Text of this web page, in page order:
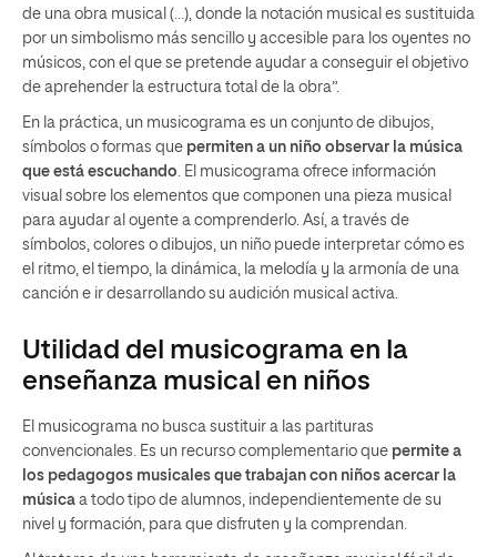
de una obra musical (…), donde la notación musical es sustituida
por un simbolismo más sencillo y accesible para los oyentes no
músicos, con el que se pretende ayudar a conseguir el objetivo
de aprehender la estructura total de la obra”.
En la práctica, un musicograma es un conjunto de dibujos,
símbolos o formas que permiten a un niño observar la música
que está escuchando . El musicograma ofrece información
visual sobre los elementos que componen una pieza musical
para ayudar al oyente a comprenderlo. Así, a través de
símbolos, colores o dibujos, un niño puede interpretar cómo es
el ritmo, el tiempo, la dinámica, la melodía y la armonía de una
canción e ir desarrollando su audición musical activa.
Utilidad del musicograma en la
enseñanza musical en niños
El musicograma no busca sustituir a las partituras
convencionales. Es un recurso complementario que permite a
los pedagogos musicales que trabajan con niños acercar la
música a todo tipo de alumnos, independientemente de su
nivel y formación, para que disfruten y la comprendan.